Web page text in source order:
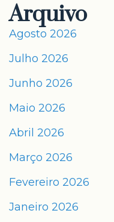
Arquivo
Agosto 2026
Julho 2026
Junho 2026
Maio 2026
Abril 2026
Março 2026
Fevereiro 2026
Janeiro 2026